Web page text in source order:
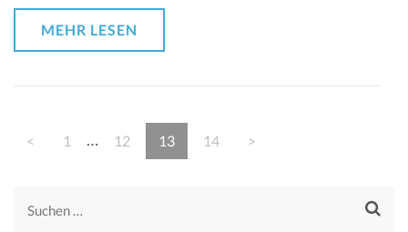
MEHR LESEN
Seitennummerierung
< Page
1 … Page
12 Page
13 Page
14 >
Suchen